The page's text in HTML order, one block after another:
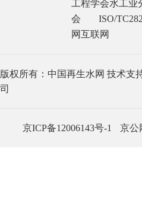
工程学会水工业
会
ISO/
网互联网
版权所有：中国再生水网 技术支
司
京ICP备12006143号-1 京公